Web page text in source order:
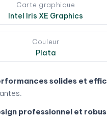
Carte graphique
Intel Iris XE Graphics
Couleur
Plata
solides et
professionnel et